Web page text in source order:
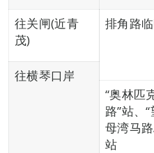
往关闸(近青
茂)
排角路
往横琴口岸
“奥林匹
路”站、
母湾马
站